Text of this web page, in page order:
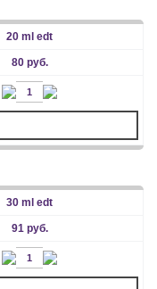
20 ml edt
80 руб.
30 ml edt
91 руб.